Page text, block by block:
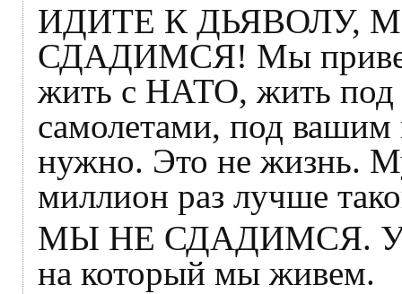
ИДИТЕ К ДЬЯВОЛУ,
СДАДИМСЯ! Мы
жить с НАТО, жить под
самолетами, под вашим
нужно. Это не жизнь.
миллион раз лучше
МЫ НЕ СДАДИМСЯ. У
на который мы живем.